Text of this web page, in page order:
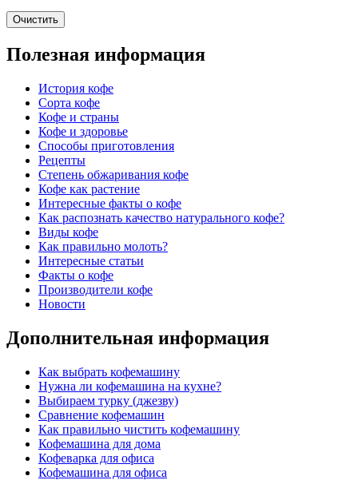
Очистить
Полезная информация
История кофе
Сорта кофе
Кофе и страны
Кофе и здоровье
Способы приготовления
Рецепты
Степень обжаривания кофе
Кофе как растение
Интересные факты о кофе
Как распознать качество натурального кофе?
Виды кофе
Как правильно молоть?
Интересные статьи
Факты о кофе
Производители кофе
Новости
Дополнительная информация
Как выбрать кофемашину
Нужна ли кофемашина на кухне?
Выбираем турку (джезву)
Сравнение кофемашин
Как правильно чистить кофемашину
Кофемашина для дома
Кофеварка для офиса
Кофемашина для офиса